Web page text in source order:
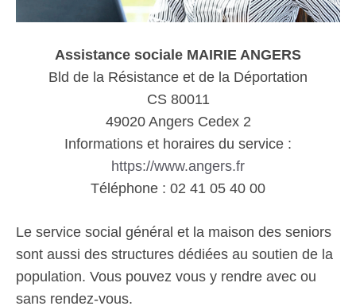
Assistance sociale MAIRIE ANGERS
Bld de la Résistance et de la Déportation
CS 80011
49020 Angers Cedex 2
Informations et horaires du service :
https://www.angers.fr
Téléphone : 02 41 05 40 00
Le service social général et la maison des seniors
sont aussi des structures dédiées au soutien de la
population. Vous pouvez vous y rendre avec ou
sans rendez-vous.